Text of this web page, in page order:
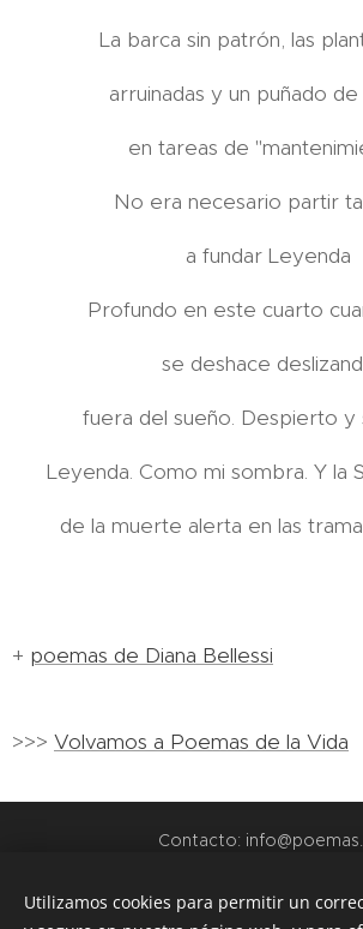
La barca sin patrón, las
arruinadas y un puñado de
en tareas de
No era necesario partir
a fundar Leyenda
Profundo en este cuarto
se deshace
fuera del sueño. Despierto y
Leyenda. Como mi sombra. Y la
de la muerte alerta en las
+ poemas de Diana Bellessi
>>> Volvamos a Poemas de la Vida
Contacto:
Utilizamos cookies para permitir un